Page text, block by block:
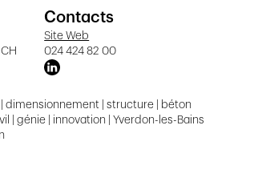
Contacts
Site Web
024 424 82 00
dimensionnement | structure | béton
| génie | innovation | Yverdon-les-Bains